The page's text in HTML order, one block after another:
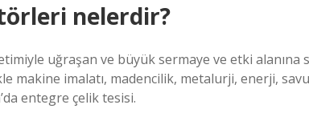
nelerdir?
uğraşan ve büyük sermaye ve etki
makine imalatı, madencilik, metalurji, enerji,
entegre çelik tesisi.